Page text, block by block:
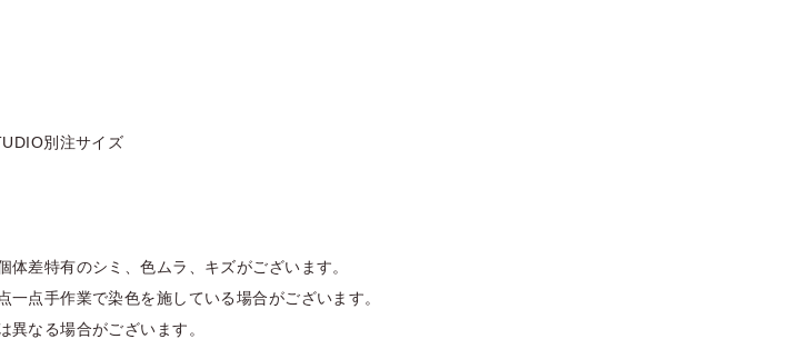
別注サイズ
差特有のシミ、色ムラ、キズがございます。
点手作業で染色を施している場合がございます。
なる場合がございます。